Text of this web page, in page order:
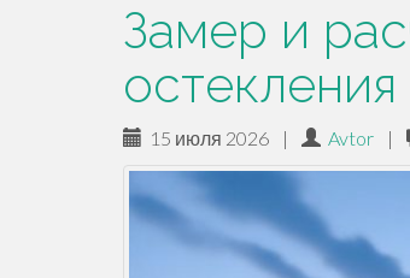
Замер и
15 июля 2026 | Avtor |